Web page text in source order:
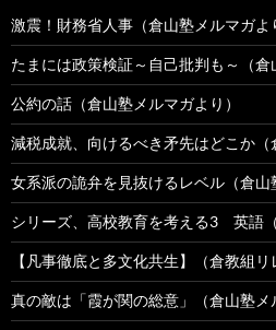
激震！財務省人事（倉山塾メルマガよ
たまには政策検証～自己批判も～（倉
公約の話（倉山塾メルマガより）
減税成就、向けるべき矛先はどこか（
女系派の詭弁を見抜けるレベル（倉山
シリーズ、高校教育を考える3 英語
【凡事徹底と多文化共生】（倉教組リ
真の敵は「霞が関の総意」（倉山塾メ